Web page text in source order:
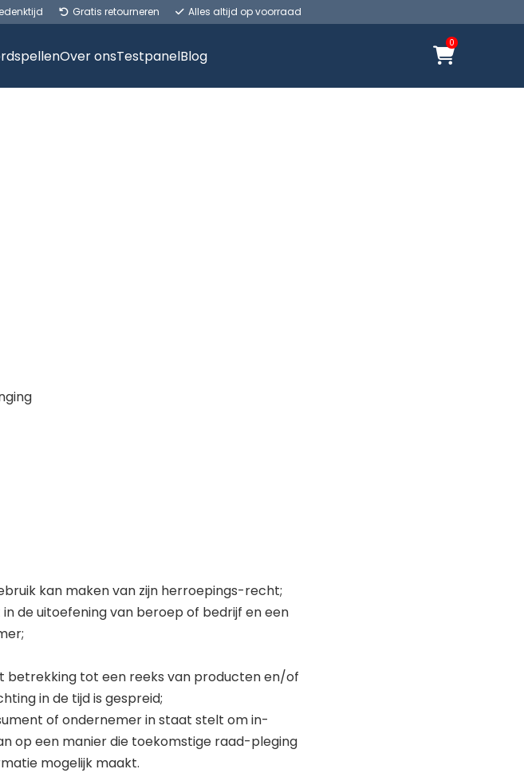
Gratis retourneren Alles altijd op voorraad
Over onsTestpanelBlog
0
kan maken van zijn herroepings-recht;
de uitoefening van beroep of bedrijf en een
betrekking tot een reeks van producten en/of
in de tijd is gespreid;
of ondernemer in staat stelt om in-
op een manier die toekomstige raad-pleging
mogelijk maakt.